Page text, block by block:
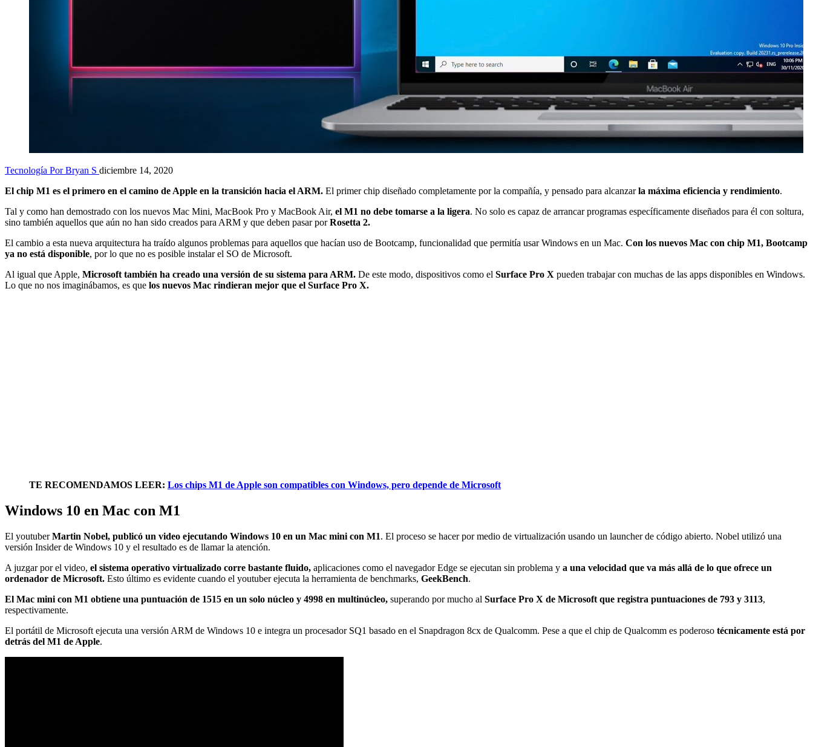
Tecnología Por Bryan S diciembre 14, 2020
El chip M1 es el primero en el camino de Apple en la transición hacia el ARM. El primer chip diseñado completamente por la compañía, y pensado para alcanzarla máxima eficiencia y rendimiento.
Tal y como han demostrado con los nuevos Mac Mini, MacBook Pro y MacBook Air, el M1 no debe tomarse a la ligera. No solo es capaz de arrancar programas específicamente diseñados para él con soltura,
sino también aquellos que aún no han sido creados para ARM y que deben pasar porRosetta 2.
El cambio a esta nueva arquitectura ha traído algunos problemas para aquellos que hacían uso de Bootcamp, funcionalidad que permitía usar Windows en un Mac. Con los nuevos Mac con chip M1, Bootcamp
ya no está disponible, por lo que no es posible instalar el SO de Microsoft.
Al igual que Apple, Microsoft también ha creado una versión de su sistema para ARM. De este modo, dispositivos como el Surface Pro X pueden trabajar con muchas de las apps disponibles en Windows.
Lo que no nos imaginábamos, es que los nuevos Mac rindieran mejor que el Surface Pro X.
TE RECOMENDAMOS LEER: Los chips M1 de Apple son compatibles con Windows, pero depende de Microsoft
Windows 10 en Mac con M1
El youtuberMartin Nobel, publicó un video ejecutando Windows 10 en un Mac mini con M1. El proceso se hacer por medio de virtualización usando un launcher de código abierto. Nobel utilizó una
versión Insider de Windows 10 y el resultado es de llamar la atención.
A juzgar por el video, el sistema operativo virtualizado corre bastante fluido, aplicaciones como el navegador Edge se ejecutan sin problema y a una velocidad que va más allá de lo que ofrece un
ordenador de Microsoft. Esto último es evidente cuando el youtuber ejecuta la herramienta de benchmarks, GeekBench.
El Mac mini con M1 obtiene una puntuación de 1515 en un solo núcleo y 4998 en multinúcleo, superando por mucho al Surface Pro X de Microsoft que registra puntuaciones de 793 y 3113,
respectivamente.
El portátil de Microsoft ejecuta una versión ARM de Windows 10 e integra un procesador SQ1 basado en el Snapdragon 8cx de Qualcomm. Pese a que el chip de Qualcomm es poderoso técnicamente está por
detrás del M1 de Apple.